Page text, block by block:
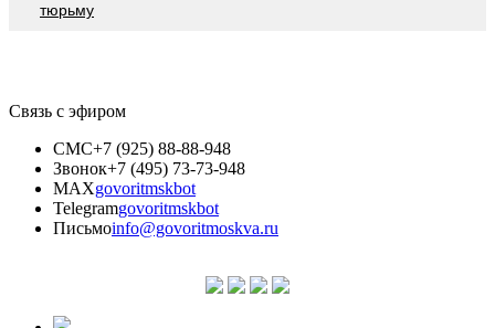
тюрьму
Связь с эфиром
СМС+7 (925) 88-88-948
Звонок+7 (495) 73-73-948
MAXgovoritmskbot
Telegramgovoritmskbot
Письмоinfo@govoritmoskva.ru